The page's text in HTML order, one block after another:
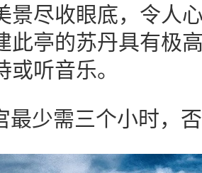
景尽收眼底，令人
此亭的苏丹具有极
听音乐。
最少需三个小时，